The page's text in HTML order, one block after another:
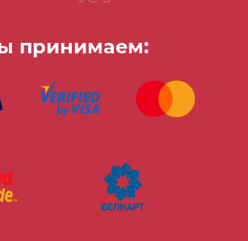
принимаем: